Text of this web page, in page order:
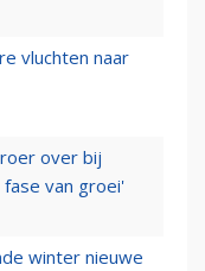
vluchten naar
over bij
fase van groei'
winter nieuwe